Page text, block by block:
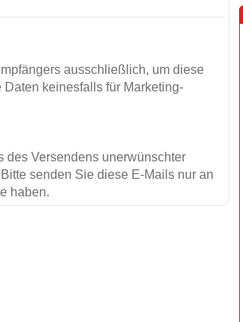
ausschließlich, um diese
keinesfalls für Marketing-
des Versendens unerwünschter
senden Sie diese E-Mails nur an
haben.